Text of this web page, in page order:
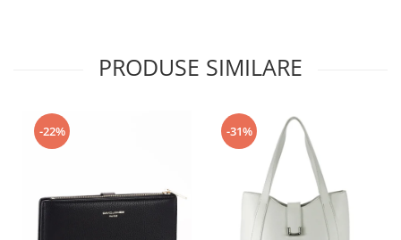
PRODUSE SIMILARE
-22% -31%